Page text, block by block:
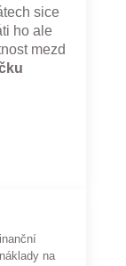
sice
ho ale
mezd
na